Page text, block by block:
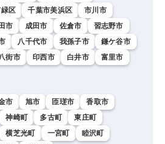
区 千葉市美浜区
市川市
市 成田市 佐倉市
習志野市
八千代市 我孫子市
鎌ケ谷市
街市 印西市 白井市
富里市
市 旭市 匝瑳市
香取市
神崎町 多古町
東庄町
横芝光町 一宮町
睦沢町